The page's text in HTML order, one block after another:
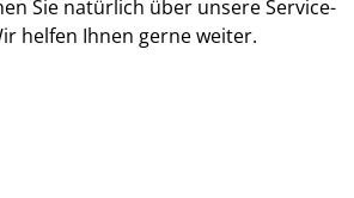
Sie natürlich über unsere Service-
helfen Ihnen gerne weiter.